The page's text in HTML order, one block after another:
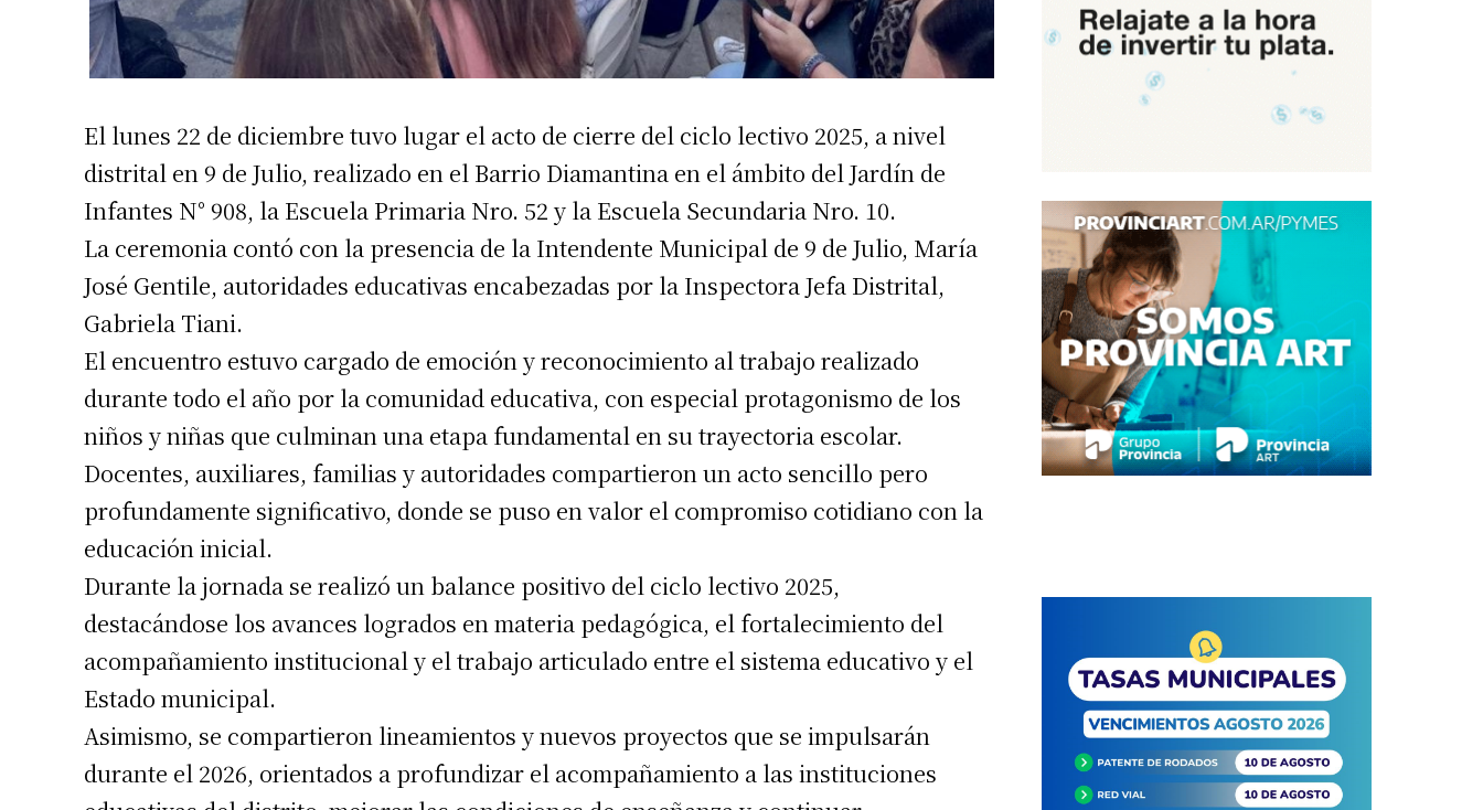
Dirección de correo electrónico*
Apellidos
El lunes 22 de diciembre tuvo lugar el acto de cierre del ciclo lectivo 2025, a nivel
distrital en 9 de Julio, realizado en el Barrio Diamantina en el ámbito del Jardín de
Infantes N° 908, la Escuela Primaria Nro. 52 y la Escuela Secundaria Nro. 10.
La ceremonia contó con la presencia de la Intendente Municipal de 9 de Julio, María
José Gentile, autoridades educativas encabezadas por la Inspectora Jefa Distrital,
Gabriela Tiani.
El encuentro estuvo cargado de emoción y reconocimiento al trabajo realizado
durante todo el año por la comunidad educativa, con especial protagonismo de los
niños y niñas que culminan una etapa fundamental en su trayectoria escolar.
Docentes, auxiliares, familias y autoridades compartieron un acto sencillo pero
profundamente significativo, donde se puso en valor el compromiso cotidiano con la
educación inicial.
Durante la jornada se realizó un balance positivo del ciclo lectivo 2025,
destacándose los avances logrados en materia pedagógica, el fortalecimiento del
acompañamiento institucional y el trabajo articulado entre el sistema educativo y el
Estado municipal.
Asimismo, se compartieron lineamientos y nuevos proyectos que se impulsarán
durante el 2026, orientados a profundizar el acompañamiento a las instituciones